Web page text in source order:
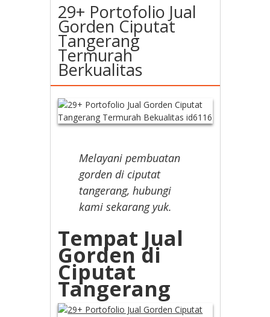
29+ Portofolio Jual
Gorden Ciputat
Tangerang
Termurah
Berkualitas
Melayani pembuatan
gorden di ciputat
tangerang, hubungi
kami sekarang yuk.
Tempat Jual
Gorden di
Ciputat
Tangerang